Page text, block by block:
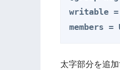
writable =
members =
太字部分を追加